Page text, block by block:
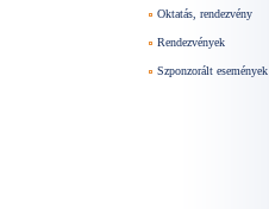
Oktatás, rendezvény
Rendezvények
Szponzorált események